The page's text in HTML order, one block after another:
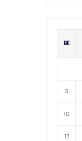
BE
3
10
17